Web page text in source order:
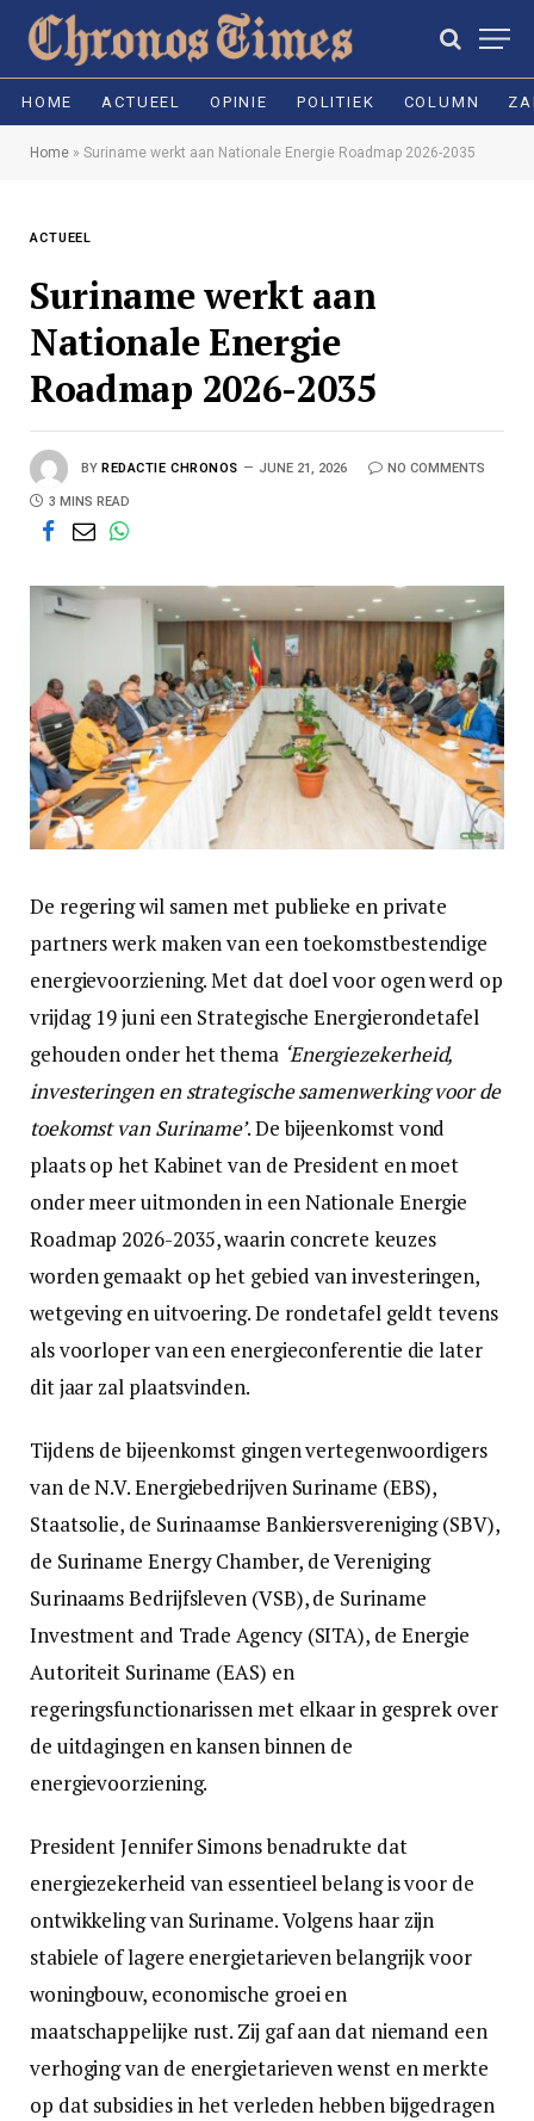
HOME ACTUEEL OPINIE POLITIEK COLUMN
Home » Suriname werkt aan Nationale Energie Roadmap 2026-2035
ACTUEEL
Suriname werkt aan
Nationale Energie
Roadmap 2026-2035
BY REDACTIE CHRONOS JUNE 21, 2026 NO COMMENTS
3 MINS READ
De regering wil samen met publieke en private
partners werk maken van een toekomstbestendige
energievoorziening. Met dat doel voor ogen werd op
vrijdag 19 juni een Strategische Energierondetafel
gehouden onder het thema ‘Energiezekerheid,
investeringen en strategische samenwerking voor de
toekomst van Suriname’. De bijeenkomst vond
plaats op het Kabinet van de President en moet
onder meer uitmonden in een Nationale Energie
Roadmap 2026-2035, waarin concrete keuzes
worden gemaakt op het gebied van investeringen,
wetgeving en uitvoering. De rondetafel geldt tevens
als voorloper van een energieconferentie die later
dit jaar zal plaatsvinden.
Tijdens de bijeenkomst gingen vertegenwoordigers
van de N.V. Energiebedrijven Suriname (EBS),
Staatsolie, de Surinaamse Bankiersvereniging (SBV),
de Suriname Energy Chamber, de Vereniging
Surinaams Bedrijfsleven (VSB), de Suriname
Investment and Trade Agency (SITA), de Energie
Autoriteit Suriname (EAS) en
regeringsfunctionarissen met elkaar in gesprek over
de uitdagingen en kansen binnen de
energievoorziening.
President Jennifer Simons benadrukte dat
energiezekerheid van essentieel belang is voor de
ontwikkeling van Suriname. Volgens haar zijn
stabiele of lagere energietarieven belangrijk voor
woningbouw, economische groei en
maatschappelijke rust. Zij gaf aan dat niemand een
verhoging van de energietarieven wenst en merkte
op dat subsidies in het verleden hebben bijgedragen